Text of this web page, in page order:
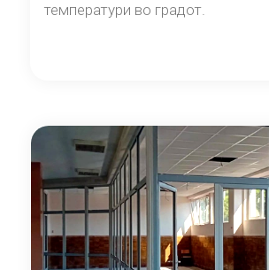
температури во градот.